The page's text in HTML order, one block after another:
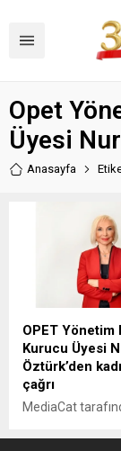
Opet
Üyesi
Anasayfa
OPET Yönetim
Kurucu Üyesi
Öztürk’den
çağrı
MediaCat
Watch 2016